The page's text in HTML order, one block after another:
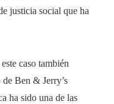
justicia social que ha
caso también
Ben & Jerry’s
ha sido una de las